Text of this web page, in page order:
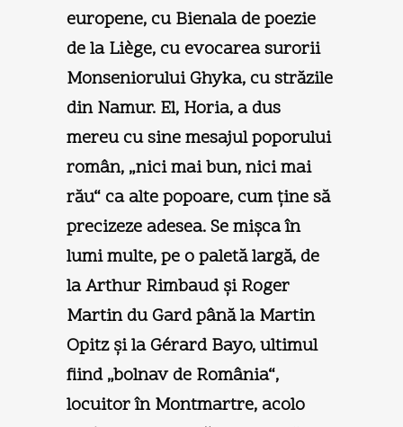
europene, cu Bienala de poezie
de la Liège, cu evocarea surorii
Monseniorului Ghyka, cu străzile
din Namur. El, Horia, a dus
mereu cu sine mesajul poporului
român, „nici mai bun, nici mai
rău“ ca alte popoare, cum ţine să
precizeze adesea. Se mişca în
lumi multe, pe o paletă largă, de
la Arthur Rimbaud şi Roger
Martin du Gard până la Martin
Opitz şi la Gérard Bayo, ultimul
fiind „bolnav de România“,
locuitor în Montmartre, acolo